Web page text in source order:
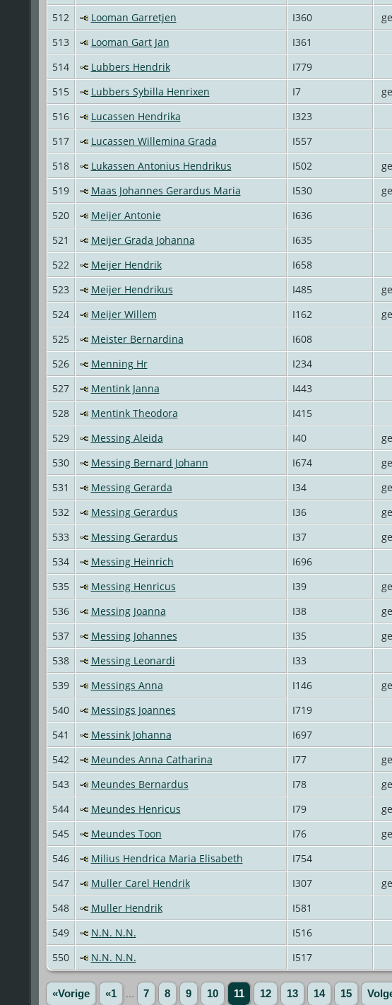
512
Looman Garretjen I360
513
Looman Gart Jan I361
514
Lubbers Hendrik I779
515
Lubbers Sybilla Henrixen I7
516
Lucassen Hendrika I323
517
Lucassen Willemina Grada I557
518
Lukassen Antonius Hendrikus I502
519
Maas Johannes Gerardus Maria I530
520
Meijer Antonie I636
521
Meijer Grada Johanna I635
522
Meijer Hendrik I658
523
Meijer Hendrikus I485
524
Meijer Willem I162
525
Meister Bernardina I608
526
Menning Hr I234
527
Mentink Janna I443
528
Mentink Theodora I415
529
Messing Aleida I40
530
Messing Bernard Johann I674
531
Messing Gerarda I34
532
Messing Gerardus I36
533
Messing Gerardus I37
534
Messing Heinrich I696
535
Messing Henricus I39
536
Messing Joanna I38
537
Messing Johannes I35
538
Messing Leonardi I33
539
Messings Anna I146
540
Messings Joannes I719
541
Messink Johanna I697
542
Meundes Anna Catharina I77
543
Meundes Bernardus I78
544
Meundes Henricus I79
545
Meundes Toon I76
546
Milius Hendrica Maria Elisabeth I754
547
Muller Carel Hendrik I307
548
Muller Hendrik I581
549
N.N. N.N. I516
550
N.N. N.N. I517
«Vorige «1 7 8 9 10 11 12 13 14 15